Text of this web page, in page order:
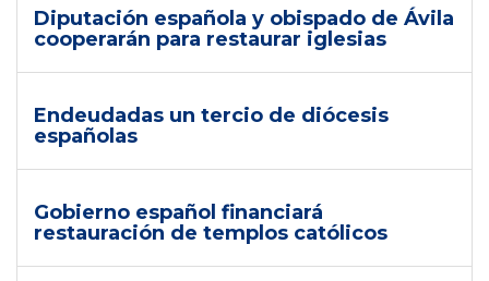
Diputación española y obispado de Ávila
cooperarán para restaurar iglesias
Endeudadas un tercio de diócesis
españolas
Gobierno español financiará
restauración de templos católicos